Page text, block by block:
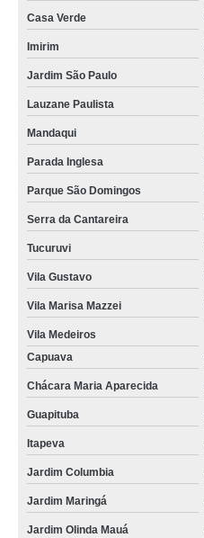
Casa Verde
Imirim
Jardim São Paulo
Lauzane Paulista
Mandaqui
Parada Inglesa
Parque São Domingos
Serra da Cantareira
Tucuruvi
Vila Gustavo
Vila Marisa Mazzei
Vila Medeiros
Capuava
Chácara Maria Aparecida
Guapituba
Itapeva
Jardim Columbia
Jardim Maringá
Jardim Olinda Mauá